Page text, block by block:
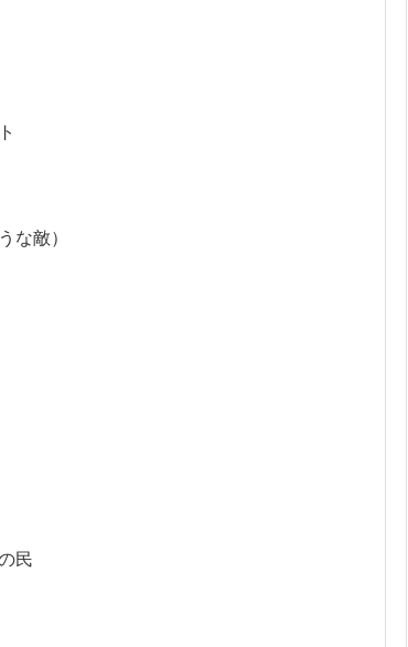
な敵）
民